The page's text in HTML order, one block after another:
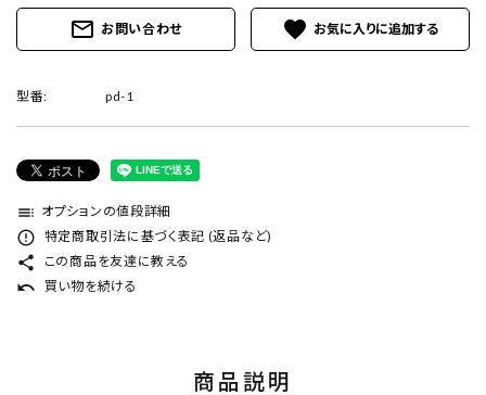
mail_outline お問い合わせ favorite
型番: pd-1
toc オプションの値段詳細
error_outline 特定商取引法に基づく表記 (返品など)
share この商品を友達に教える
undo 買い物を続ける
商品説明